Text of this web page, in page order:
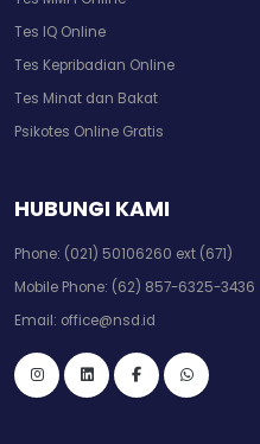
Tes IQ Online
Tes Kepribadian Online
Tes Minat dan Bakat
Psikotes Online Gratis
HUBUNGI KAMI
Phone: (021) 50106260 ext (671)
Mobile Phone: (62) 857-6325-3436
Email: office@nsd.id